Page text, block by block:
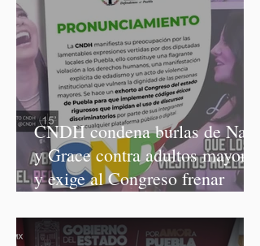
CNDH condena burlas de Nay
y Grace contra adultos mayores
y exige al Congreso frenar